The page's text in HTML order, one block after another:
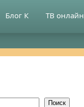
Блог К ТВ онлайн
Поиск